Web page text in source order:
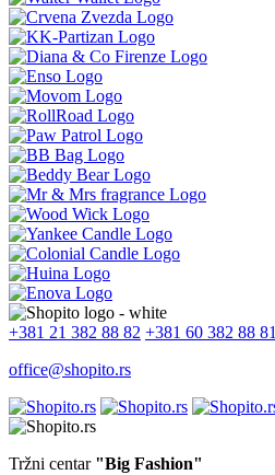
+381 21 382 88 82 +381 60 382 88 81
office@shopito.rs
Tržni centar "Big Fashion"